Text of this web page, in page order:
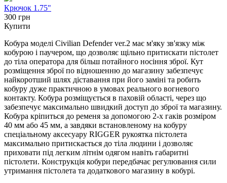
Крючок 1.75"
300 грн
Купити
Кобура моделі Civilian Defender ver.2 має м'яку зв'язку між
кобурою і паучером, що дозволяє щільно притискати пістолет
до тіла оператора для більш потайного носіння зброї. Кут
розміщення зброї по відношенню до магазину забезпечує
найкоротший шлях діставання при його заміні та робить
кобуру дуже практичною в умовах реального вогневого
контакту. Кобура розміщується в паховій області, через що
забезпечує максимально швидкий доступ до зброї та магазину.
Кобура кріпиться до ременя за допомогою 2-х гаків розміром
40 мм або 45 мм, а завдяки встановленому на кобуру
спеціальному аксесуару RIGGER рукоятка пістолета
максимально притискається до тіла людини і дозволяє
приховати під легким літнім одягом навіть габаритні
пістолети. Конструкція кобури передбачає регулювання сили
утримання пістолета та додаткового магазину в кобурі.